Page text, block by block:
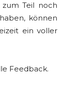
Teil noch
können
ein voller
Feedback.